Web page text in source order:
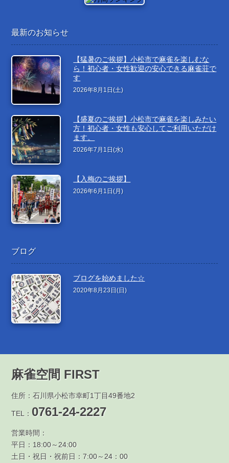
最新のお知らせ
【猛暑のご挨拶】小松市で麻雀を楽しむな
ら！初心者・女性歓迎の安心できる麻雀荘で
す
2026年8月1日(土)
【盛夏のご挨拶】小松市で麻雀を楽しみたい
方！初心者・女性も安心してご利用いただけ
ます。
2026年7月1日(水)
【入梅のご挨拶】
2026年6月1日(月)
ブログ
ブログを始めました☆
2020年8月23日(日)
麻雀空間 FIRST
住所：石川県小松市幸町1丁目49番地2
TEL： 0761-24-2227
営業時間：
平日：18:00～24:00
土日・祝日・祝前日：7:00～24：00